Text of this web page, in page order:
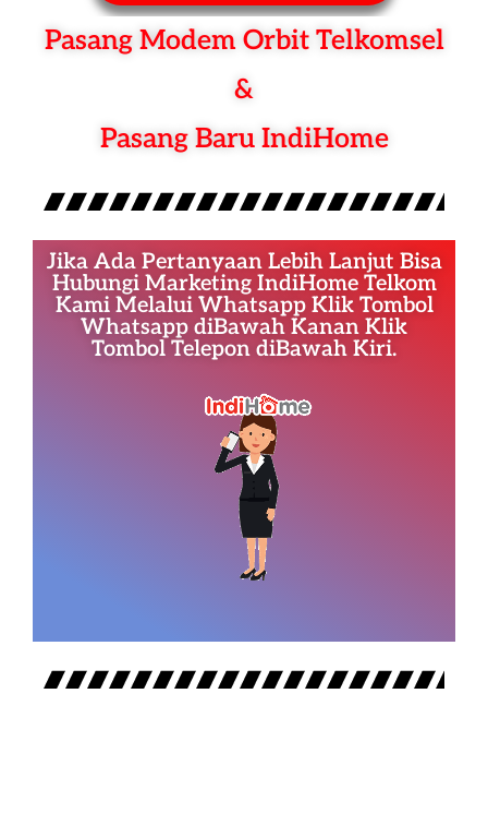
Pasang Modem Orbit Telkomsel
&
Pasang Baru IndiHome
Jika Ada Pertanyaan Lebih Lanjut Bisa
Hubungi Marketing IndiHome Telkom
Kami Melalui Whatsapp Klik Tombol
Whatsapp diBawah Kanan Klik
Tombol Telepon diBawah Kiri.